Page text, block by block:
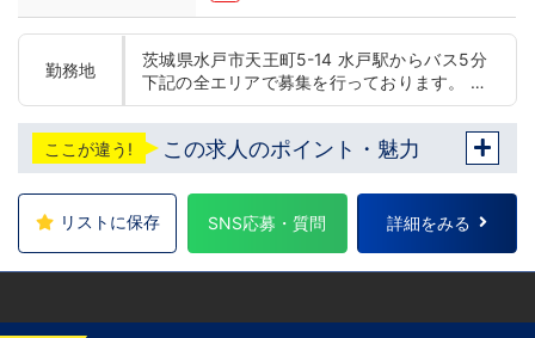
勤務地
茨城県水戸市天王町5-14 水戸駅からバス5分
下記の全エリアで募集を行っております。 東
京 五反田：五反田駅から徒歩2分 池袋：池袋
駅西口から徒歩2分 吉原：三ノ輪駅から徒歩8
分 神奈川 横浜：京急線黄金町駅から徒歩8分
茨城 水戸：水戸駅からバス5分 福岡 福岡：中
洲川端駅から徒歩8分 北海道 札幌：すすきの
駅から徒歩5分 中国・四国 鳥取：米子市皆生
ここが違う! この求人のポイント・魅力
リストに保存 SNS応募・質問 詳細をみる